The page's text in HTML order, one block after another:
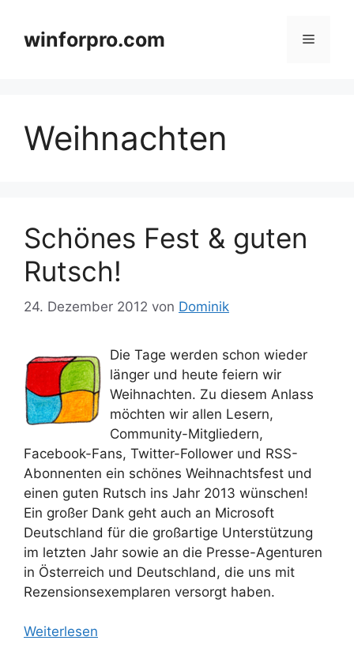
springenwinforpro.com Menü
Weihnachten
Schönes Fest & guten
Rutsch!
24. Dezember 2012 von Dominik
Die Tage werden schon wieder
länger und heute feiern wir
Weihnachten. Zu diesem Anlass
möchten wir allen Lesern,
Community-Mitgliedern,
Facebook-Fans, Twitter-Follower und RSS-
Abonnenten ein schönes Weihnachtsfest und
einen guten Rutsch ins Jahr 2013 wünschen!
Ein großer Dank geht auch an Microsoft
Deutschland für die großartige Unterstützung
im letzten Jahr sowie an die Presse-Agenturen
in Österreich und Deutschland, die uns mit
Rezensionsexemplaren versorgt haben.
Weiterlesen